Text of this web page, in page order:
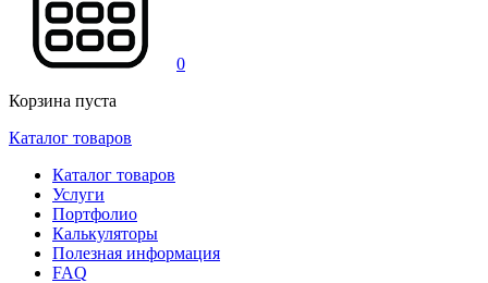
0
Корзина пуста
Каталог товаров
Каталог товаров
Услуги
Портфолио
Калькуляторы
Полезная информация
FAQ